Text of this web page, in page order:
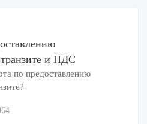
и НДС
по предоставлению